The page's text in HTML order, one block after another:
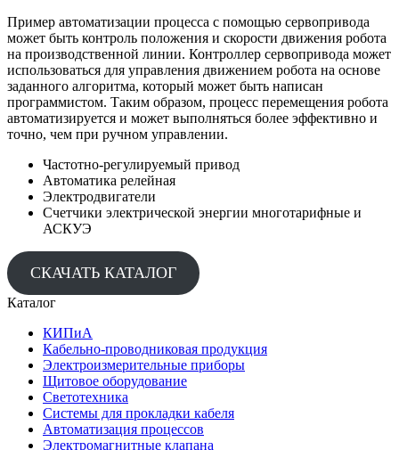
Пример автоматизации процесса с помощью сервопривода
может быть контроль положения и скорости движения робота
на производственной линии. Контроллер сервопривода может
использоваться для управления движением робота на основе
заданного алгоритма, который может быть написан
программистом. Таким образом, процесс перемещения робота
автоматизируется и может выполняться более эффективно и
точно, чем при ручном управлении.
Частотно-регулируемый привод
Автоматика релейная
Электродвигатели
Счетчики электрической энергии многотарифные и
АСКУЭ
СКАЧАТЬ КАТАЛОГ
Каталог
КИПиА
Кабельно-проводниковая продукция
Электроизмерительные приборы
Щитовое оборудование
Светотехника
Системы для прокладки кабеля
Автоматизация процессов
Электромагнитные клапана